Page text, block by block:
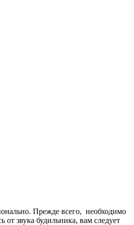
Прежде всего, необходимо
звука будильника, вам следует